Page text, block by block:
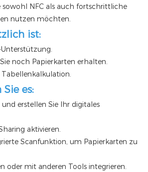
sowohl NFC als auch fortschrittliche
nutzen möchten.
ist:
noch Papierkarten erhalten.
es:
und erstellen Sie Ihr digitales
aktivieren.
Scanfunktion, um Papierkarten zu
oder mit anderen Tools integrieren.